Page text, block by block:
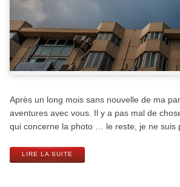
Après un long mois sans nouvelle de ma
aventures avec vous. Il y a pas mal de
qui concerne la photo … le reste, je ne
LIRE LA SUITE